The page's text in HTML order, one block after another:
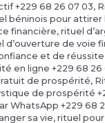
+229 68 26 07 03,
béninois pour attirer
financière, rituel
d’ouverture de voie
et de réussite
en ligne +229 68 26
de prospérité,
de prospérité
WhatsApp +229 68
sa vie, rituel